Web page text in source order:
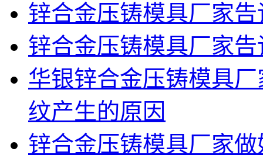
锌合金压铸模具厂家
锌合金压铸模具厂家
华银锌合金压铸模具
纹产生的原因
锌合金压铸模具厂家